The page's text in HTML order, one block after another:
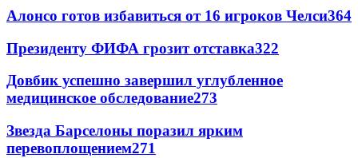
Алонсо готов избавиться от 16 игроков Челси364
Президенту ФИФА грозит отставка322
Довбик успешно завершил углубленное
медицинское обследование273
Звезда Барселоны поразил ярким
перевоплощением271